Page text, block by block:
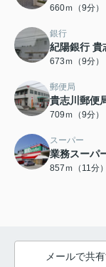
660ｍ（9分）
銀行
紀陽銀行 貴
673ｍ（9分）
郵便局
貴志川郵便
709ｍ（9分）
スーパー
業務スーパ
857ｍ（11分）
メールで共